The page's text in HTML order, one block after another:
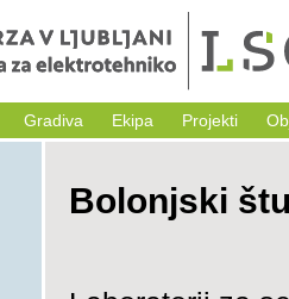
Gradiva Ekipa Projekti
Bolonjski